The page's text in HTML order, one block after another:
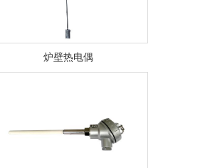
炉壁热电偶